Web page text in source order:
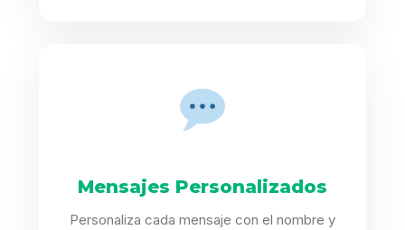
Mensajes Personalizados
Personaliza cada mensaje con el nombre y